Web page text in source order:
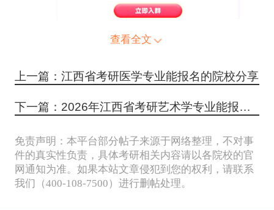
查看全文
上一篇：江西省考研医学专业能报名的院校分享
下一篇：2026年江西省考研艺术学专业能报名的院校分享
免责声明：本平台部分帖子来源于网络整理，不对事
件的真实性负责，具体考研相关内容请以各院校的官
网通知为准。如果本站文章侵犯到您的权利，请联系
我们（400-108-7500）进行删帖处理。